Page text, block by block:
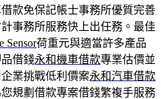
款免保記帳士事務所優質完善
事務所服務快上出任務。最佳
Sensor荷重元與適當許多產品
借錢永和機車借款專業估價並
業挑戰低利價案永和汽車借款
規劃借款專案借錢繁複手服務